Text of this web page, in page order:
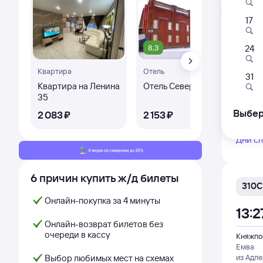
Квартира
Квартира на Ленина
35
2 ⁠083 ⁠₽
8,3
Отель
Отель Север
2 ⁠153 ⁠₽ 2
6 причин купить ж/д билеты
Онлайн-покупка за 4 минуты
Онлайн-возврат билетов без
очереди в кассу
Выбор любимых мест на схемах
295Э
Емва
из Анапы
04:12
Дни
310С
Емва
из
17
24
31